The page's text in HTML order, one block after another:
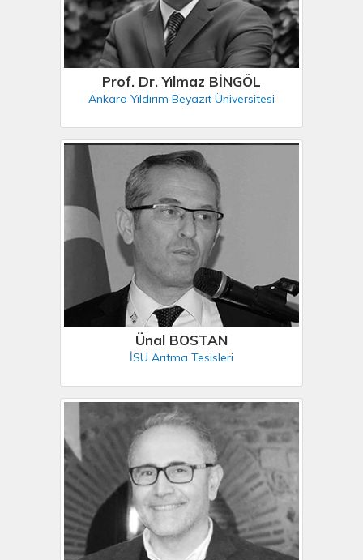
Prof. Dr. Yılmaz BİNGÖL
Ankara Yıldırım Beyazıt Üniversitesi
Ünal BOSTAN
İSU Arıtma Tesisleri